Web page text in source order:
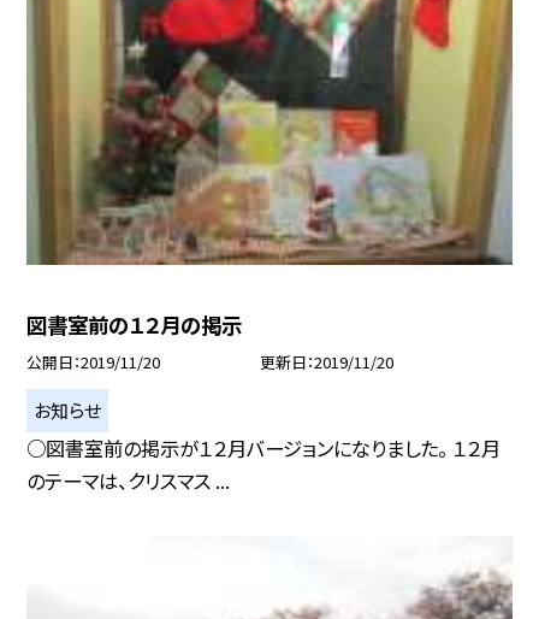
図書室前の１２月の掲示
公開日 2019/11/20 更新日 2019/11/20
お知らせ
○図書室前の掲示が１２月バージョンになりました。 １２月
のテーマは、クリスマス ...